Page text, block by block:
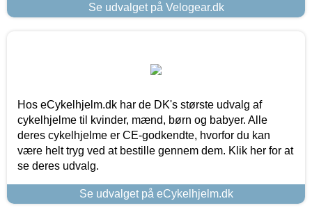
Se udvalget på Velogear.dk
Hos eCykelhjelm.dk har de DK's største udvalg af
cykelhjelme til kvinder, mænd, børn og babyer. Alle
deres cykelhjelme er CE-godkendte, hvorfor du kan
være helt tryg ved at bestille gennem dem. Klik her for at
se deres udvalg.
Se udvalget på eCykelhjelm.dk